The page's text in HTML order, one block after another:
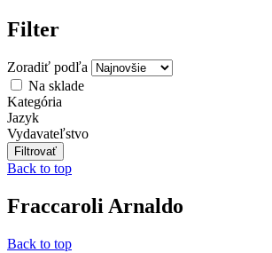
Filter
Zoradiť podľa
Na sklade
Kategória
Jazyk
Vydavateľstvo
Back to top
Fraccaroli Arnaldo
Back to top